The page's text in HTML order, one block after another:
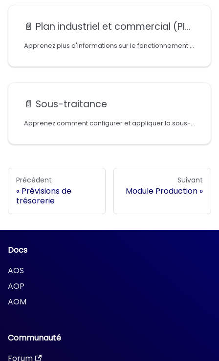
📄️ Plan industriel et commercial (PIC) / plan directeur de production (PDP)
Apprenez plus d'informations sur le fonctionnement de plan industriel et commercial & plan directeur de production
📄️ Sous-traitance
Apprenez comment configurer et appliquer la sous-traitance
Précédent
Prévisions de
trésorerie
Suivant
Module Production
Docs
AOS
AOP
AOM
Communauté
Forum